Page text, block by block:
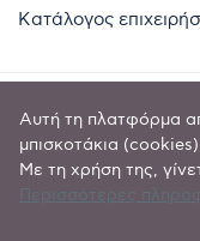
Κατάλογος
Goldensites
Αυτή τη πλατφόρμα
μπισκοτάκια
Με τη χρήση της,